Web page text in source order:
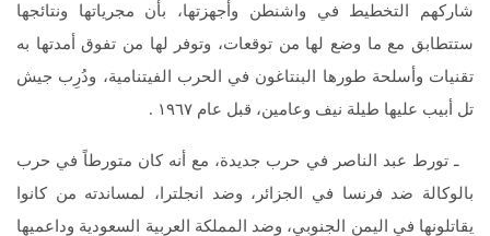
شاركهم التخطيط في واشنطن وأجهزتها، بأن مجرياتها ونتائجها
ستتطابق مع ما وضع لها من توقعات، وتوفر لها من تفوق أمدتها به
تقنيات وأسلحة طورها البنتاغون في الحرب الفيتنامية، ودُرِب جيش
تل أبيب عليها طيلة نيف وعامين، قبل عام ١٩٦٧ .
ـ تورط عبد الناصر في حرب جديدة، مع أنه كان متورطاً في حرب
بالوكالة ضد فرنسا في الجزائر، وضد انجلترا، لمساندته من كانوا
يقاتلونها في اليمن الجنوبي، وضد المملكة العربية السعودية وداعميها